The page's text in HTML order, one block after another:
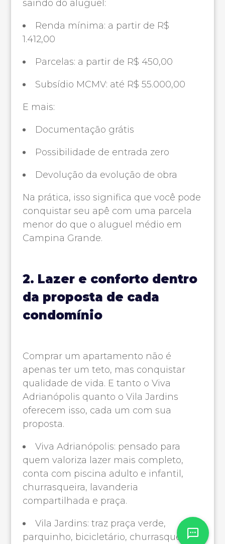
saindo do aluguel:
Renda mínima: a partir de R$
1.412,00
Parcelas: a partir de R$ 450,00
Subsídio MCMV: até R$ 55.000,00
E mais:
Documentação grátis
Possibilidade de entrada zero
Devolução da evolução de obra
Na prática, isso significa que você pode
conquistar seu apê com uma parcela
menor do que o aluguel médio em
Campina Grande.
2. Lazer e conforto dentro
da proposta de cada
condomínio
Comprar um apartamento não é
apenas ter um teto, mas conquistar
qualidade de vida. E tanto o Viva
Adrianópolis quanto o Vila Jardins
oferecem isso, cada um com sua
proposta.
Viva Adrianópolis: pensado para
quem valoriza lazer mais completo,
conta com piscina adulto e infantil,
churrasqueira, lavanderia
compartilhada e praça.
Vila Jardins: traz praça verde,
parquinho, bicicletário, churrasqueira e